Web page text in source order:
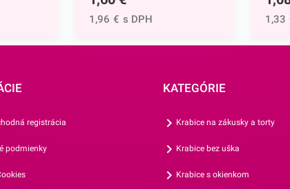
zdĺhavé
ľahké,
zdobeniu krásne vyniknú na
napríklad:keďže ide o jednorazové
umývanie riadu po oslave,vďaka
obávať nepríjemných črepín a
poranení,sú mimoriadne ľahké,
1,96 € s DPH 1,33
registrácia
podmienky
KATEGÓRIE
Krabice na zákusky a torty
Krabice bez uška
Krabice s okienkom